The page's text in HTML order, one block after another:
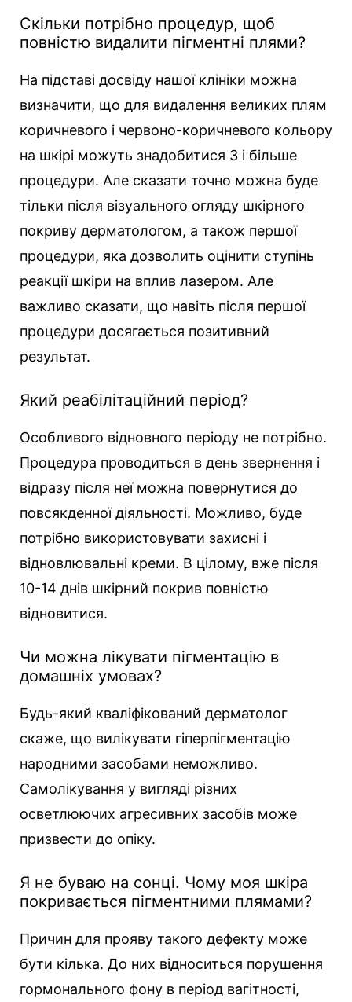
Скільки потрібно процедур, щоб
повністю видалити пігментні плями?
На підставі досвіду нашої клініки можна
визначити, що для видалення великих плям
коричневого і червоно-коричневого кольору
на шкірі можуть знадобитися 3 і більше
процедури. Але сказати точно можна буде
тільки після візуального огляду шкірного
покриву дерматологом, а також першої
процедури, яка дозволить оцінити ступінь
реакції шкіри на вплив лазером. Але
важливо сказати, що навіть після першої
процедури досягається позитивний
результат.
Який реабілітаційний період?
Особливого відновного періоду не потрібно.
Процедура проводиться в день звернення і
відразу після неї можна повернутися до
повсякденної діяльності. Можливо, буде
потрібно використовувати захисні і
відновлювальні креми. В цілому, вже після
10-14 днів шкірний покрив повністю
відновитися.
Чи можна лікувати пігментацію в
домашніх умовах?
Будь-який кваліфікований дерматолог
скаже, що вилікувати гіперпігментацію
народними засобами неможливо.
Самолікування у вигляді різних
осветлюючих агресивних засобів може
призвести до опіку.
Я не буваю на сонці. Чому моя шкіра
покривається пігментними плямами?
Причин для прояву такого дефекту може
бути кілька. До них відноситься порушення
гормонального фону в період вагітності,